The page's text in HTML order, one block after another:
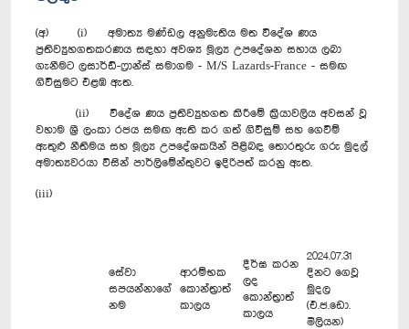
(අ) (i) අමාත්‍ය මණ්ඩල අනුමැතිය මත විදේශ ණය
ප්‍රතිව්‍යුහගතකරණය සඳහා අවශ්‍ය මූල්‍ය උපදේශන සහාය ලබා
ගැනීමට ලසාර්ඩ්-ෆ්‍රාන්ස් සමාගම - M/S Lazards-France - සමඟ
ගිවිසුමට එළඹ ඇත.
(ii) විදේශ ණය ප්‍රතිව්‍යුහගත කිරීමේ ක්‍රියාවලිය අවසන් වූ
වහාම ශ්‍රී ලංකා රජය සමඟ ඇති කර ගත් ගිවිසුම් සහ ගෙවීම්
ඇතුළු නීතිමය සහ මූල්‍ය උපදේශකයින් පිළිබඳ තොරතුරු ගරු මුදල්
අමාත්‍යවරයා විසින් පාර්ලිමේන්තුවට ඉදිරිපත් කරනු ඇත.
(iii)
සේවා
සපයන්නාගේ
නම
ආරම්භක
කොන්ත්‍රාත්
කාලය
දීර්ඝ කරන
ලද
කොන්ත්‍රාත්
කාලය
2024.07.31
දිනට ගෙවූ
මුදල
(එ.ජ.ඩො.
මිලියන)